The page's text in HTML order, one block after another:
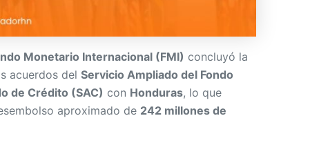
Monetario Internacional (FMI) concluyó la
acuerdos del Servicio Ampliado del Fondo
de Crédito (SAC) con Honduras, lo que
aproximado de 242 millones de